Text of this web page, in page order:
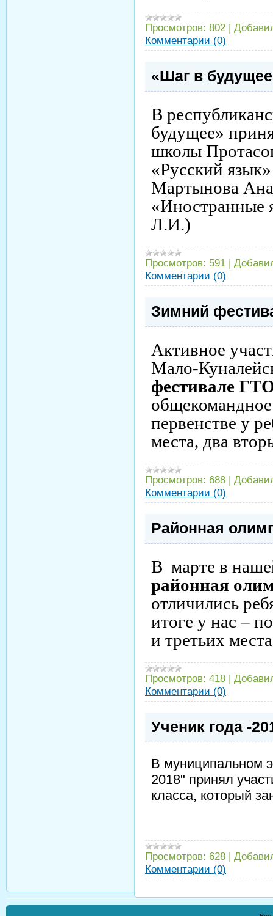
Просмотров: 802 |
Комментарии (0)
«Шаг в
В
будущее»
школы
«Русский
Мартынова
«Иностранные
Л.И.)
Просмотров: 591 |
Комментарии (0)
Зимний
Активное
Мало-
фестивале
первенстве у
места, два
Просмотров: 688 |
Комментарии (0)
Районная
В марте в
районная
отличились
итоге у нас –
и третьих
Просмотров: 418 |
Комментарии (0)
Ученик года -
В муниципальном
2018" принял
класса, который
Просмотров: 628 |
Комментарии (0)